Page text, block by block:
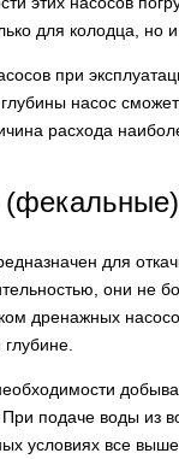
для колодца, но
при
глубины насос
расхода
для
они не
дренажных
При подаче воды из
условиях все